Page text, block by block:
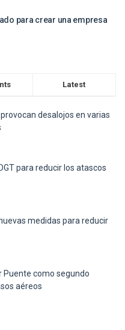
para crear una empresa
Latest
desalojos en varias
para reducir los atascos
medidas para reducir
Puente como segundo
aéreos